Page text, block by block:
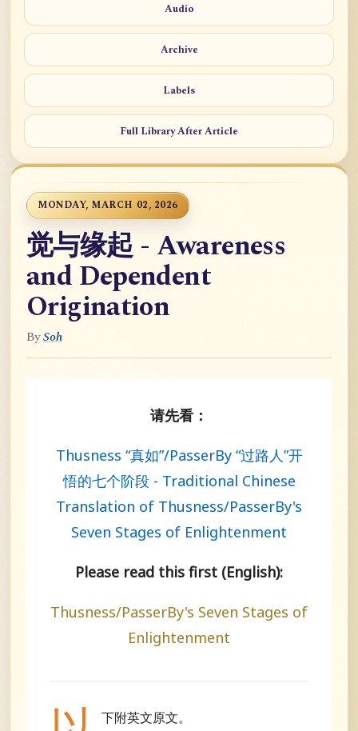
Audio
Archive
Labels
Full Library After Article
MONDAY, MARCH 02, 2026
觉与缘起 - Awareness
and Dependent
Origination
BySoh
请先看：
Thusness “真如”/PasserBy “过路人”开
悟的七个阶段 - Traditional Chinese
Translation of Thusness/PasserBy's
Seven Stages of Enlightenment
Please read this first (English):
Thusness/PasserBy's Seven Stages of
Enlightenment
下附英文原文。